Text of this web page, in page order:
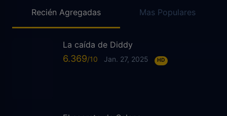
Recién Agregadas Mas Populares
La caída de Diddy
6.369 Jan. 27, 2025 HD